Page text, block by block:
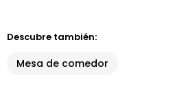
Descubre también:
Mesa de comedor